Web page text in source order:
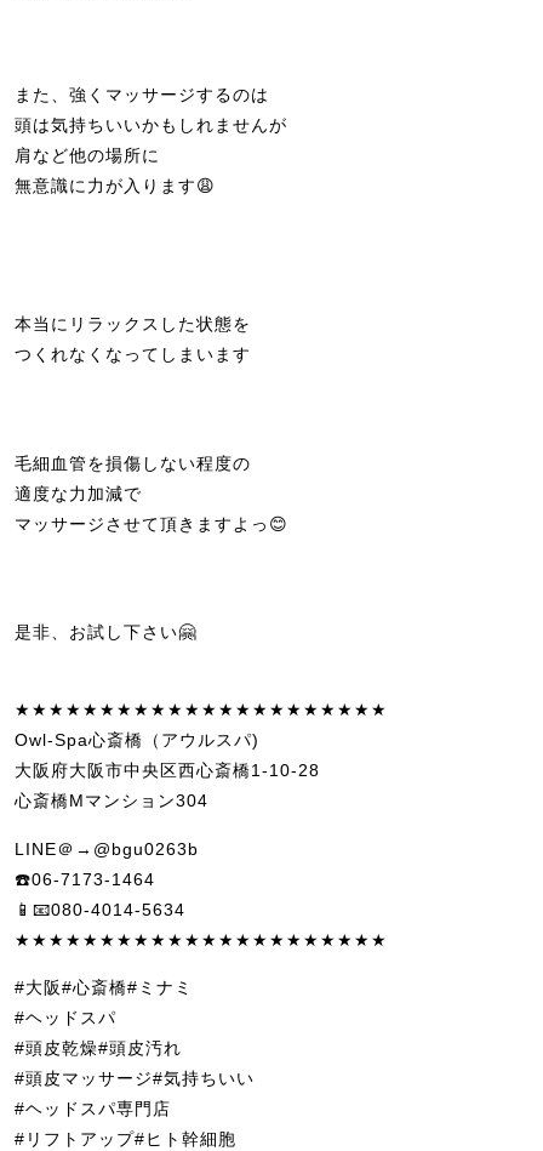
また、強くマッサージするのは
頭は気持ちいいかもしれませんが
肩など他の場所に
無意識に力が入ります😩
本当にリラックスした状態を
つくれなくなってしまいます
毛細血管を損傷しない程度の
適度な力加減で
マッサージさせて頂きますよっ😊
是非、お試し下さい🤗
★★★★★★★★★★★★★★★★★★★★★★
Owl-Spa心斎橋（アウルスパ)
大阪府大阪市中央区西心斎橋1-10-28
心斎橋Mマンション304
LINE＠→@bgu0263b
☎️06-7173-1464
📱📧080-4014-5634
★★★★★★★★★★★★★★★★★★★★★★
#大阪#心斎橋#ミナミ
#ヘッドスパ
#頭皮乾燥#頭皮汚れ
#頭皮マッサージ#気持ちいい
#ヘッドスパ専門店
#リフトアップ#ヒト幹細胞